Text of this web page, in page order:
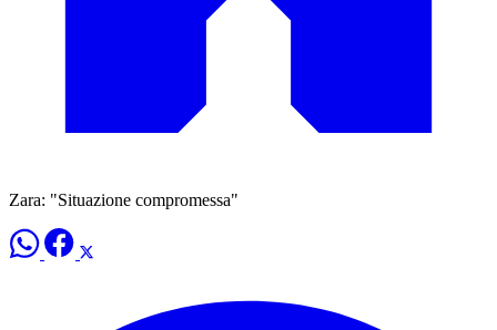
Zara: "Situazione compromessa"